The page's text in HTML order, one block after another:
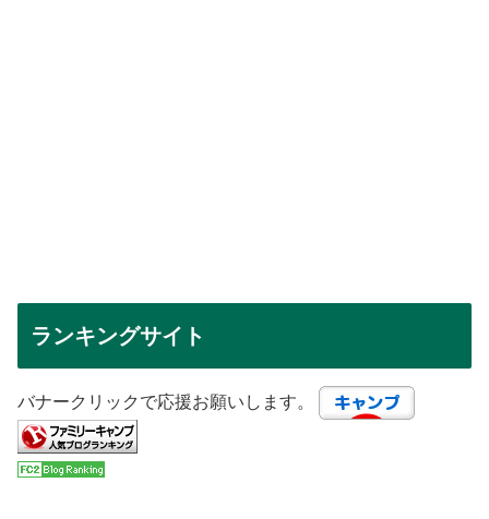
ランキングサイト
バナークリックで応援お願いします。